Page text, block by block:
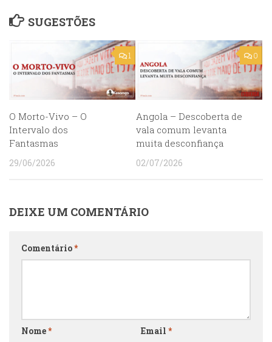
SUGESTÕES
1
O Morto-Vivo – O
Intervalo dos
Fantasmas
29/06/2026
0
Angola – Descoberta de
vala comum levanta
muita desconfiança
02/07/2026
DEIXE UM COMENTÁRIO
Comentário*
Nome* Email *